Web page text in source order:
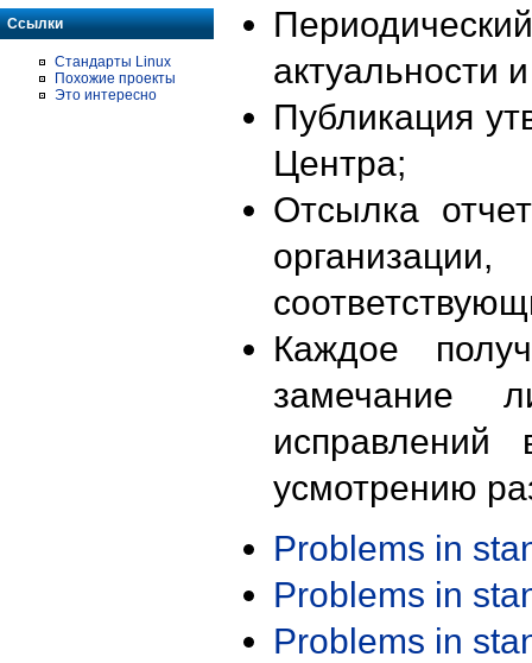
Ссылки
Стандарты Linux
Похожие проекты
Это интересно
актуальности
Публикация
Центра;
Отсылка
Каждое
замечание
исправлений
усмотрению
Problems in
Problems in
Problems in